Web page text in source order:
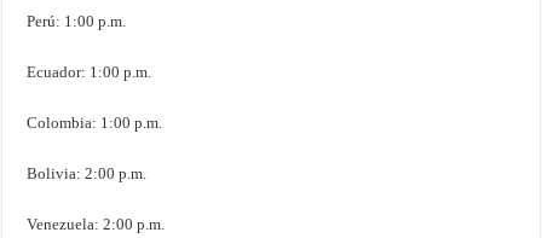
Perú: 1:00 p.m.
Ecuador: 1:00 p.m.
Colombia: 1:00 p.m.
Bolivia: 2:00 p.m.
Venezuela: 2:00 p.m.